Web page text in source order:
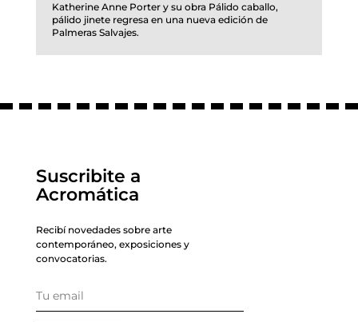
Katherine Anne Porter y su obra Pálido caballo,
pálido jinete regresa en una nueva edición de
Palmeras Salvajes.
Suscribite a
Acromática
Recibí novedades sobre arte
contemporáneo, exposiciones y
convocatorias.